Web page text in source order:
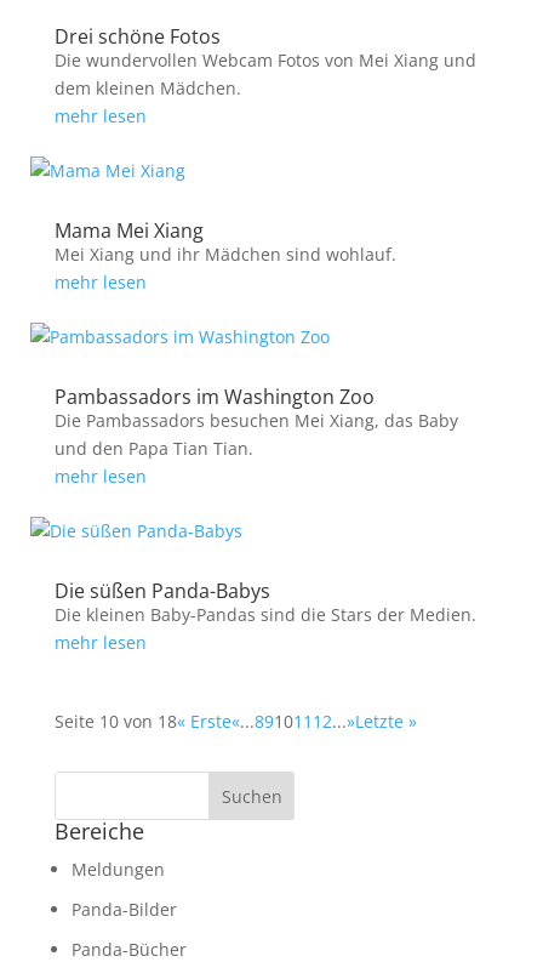
Drei schöne Fotos
Die wundervollen Webcam Fotos von Mei Xiang und
dem kleinen Mädchen.
mehr lesen
Mama Mei Xiang
Mei Xiang und ihr Mädchen sind wohlauf.
mehr lesen
Pambassadors im Washington Zoo
Die Pambassadors besuchen Mei Xiang, das Baby
und den Papa Tian Tian.
mehr lesen
Die süßen Panda-Babys
Die kleinen Baby-Pandas sind die Stars der Medien.
mehr lesen
Seite 10 von 18« Erste«...891011 12...»Letzte »
Bereiche
Meldungen
Panda-Bilder
Panda-Bücher